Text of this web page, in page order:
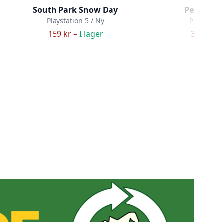
South Park Snow Day
Playstation 5 / Ny
159 kr –I lager
Persona
349 kr –